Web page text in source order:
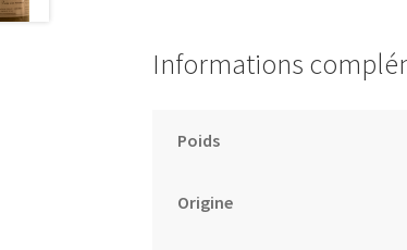
Informations
Poids
Origine